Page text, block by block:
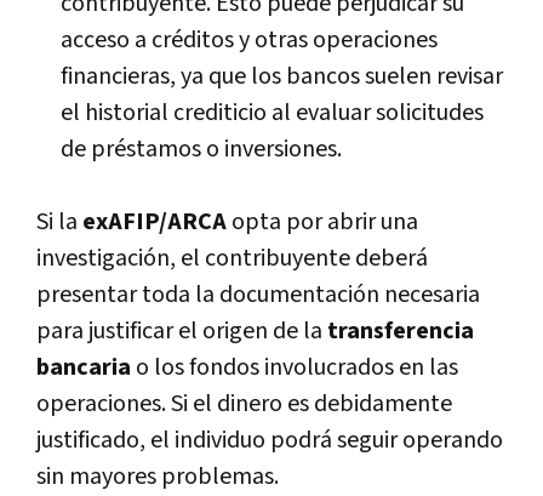
acceso a créditos y otras operaciones
financieras, ya que los bancos suelen revisar
el historial crediticio al evaluar solicitudes
de préstamos o inversiones.
Si la exAFIP/ARCAopta por abrir una
investigación, el contribuyente deberá
presentar toda la documentación necesaria
para justificar el origen de la transferencia
bancaria o los fondos involucrados en las
operaciones. Si el dinero es debidamente
justificado, el individuo podrá seguir operando
sin mayores problemas.